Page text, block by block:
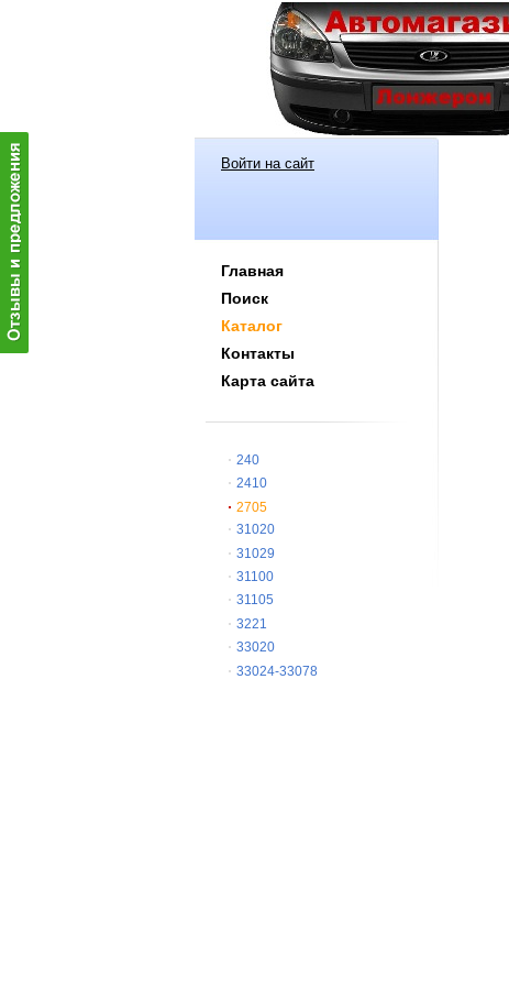
Войти на сайт
Главная
Поиск
Каталог
Контакты
Карта сайта
240
2410
2705
31020
31029
31100
31105
3221
33020
33024-33078